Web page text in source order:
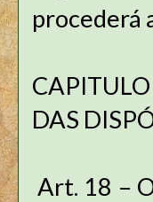
procederá
DAS
Art. 18 –